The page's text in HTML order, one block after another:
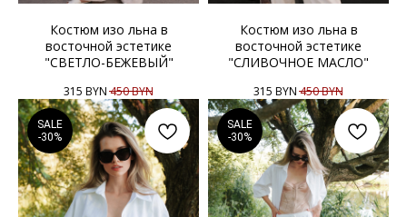
Костюм изо льна в
восточной эстетике
"СВЕТЛО-БЕЖЕВЫЙ"
315 BYN 450BYN
Костюм изо льна в
восточной эстетике
"СЛИВОЧНОЕ МАСЛО"
315 BYN 450BYN
SALE
-30%
SALE
-30%